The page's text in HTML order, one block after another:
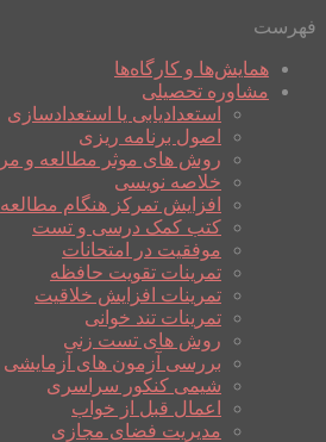
فهرست
همایش‌ها و کارگاه‌ها
مشاوره تحصیلی
استعدادیابی یا استعدادسازی
اصول برنامه ریزی
روش های موثر مطالعه و
خلاصه نویسی
افزایش تمرکز هنگام مطالعه
کتب کمک درسی و تست
موفقیت در امتحانات
تمرینات تقویت حافظه
تمرینات افزایش خلاقیت
تمرینات تند خوانی
روش های تست زنی
بررسی آزمون های آزمایشی
شیمی کنکور سراسری
اعمال قبل از خواب
مدیریت فضای مجازی